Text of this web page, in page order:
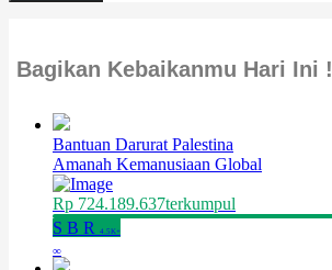
Bagikan Kebaikanmu Hari Ini !
Bantuan Darurat Palestina
Amanah Kemanusiaan Global
Rp 724.189.637terkumpul
S B R 4.5K+
∞